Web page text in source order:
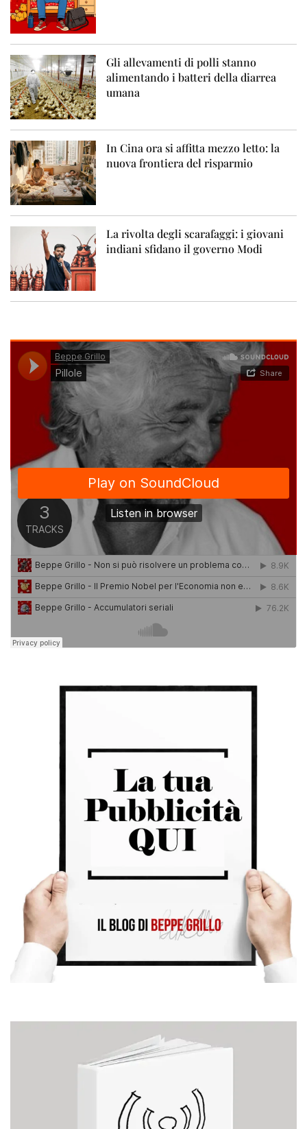
Gli allevamenti di polli stanno
alimentando i batteri della diarrea
umana
In Cina ora si affitta mezzo letto: la
nuova frontiera del risparmio
La rivolta degli scarafaggi: i giovani
indiani sfidano il governo Modi